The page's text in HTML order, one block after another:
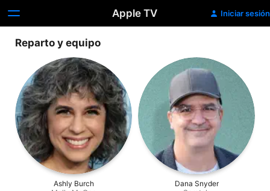
Apple TV Iniciar sesión
Reparto y equipo
Ashly Burch
Dana Snyder